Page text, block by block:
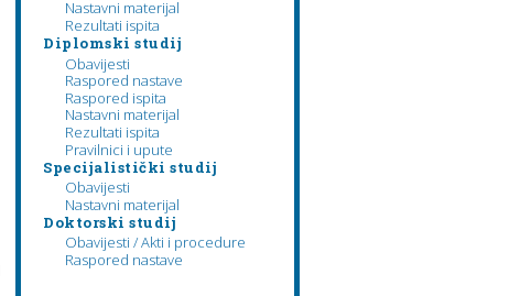
Nastavni materijal
Rezultati ispita
Diplomski studij
Obavijesti
Raspored nastave
Raspored ispita
Nastavni materijal
Rezultati ispita
Pravilnici i upute
Specijalistički studij
Obavijesti
Nastavni materijal
Doktorski studij
Obavijesti / Akti i procedure
Raspored nastave